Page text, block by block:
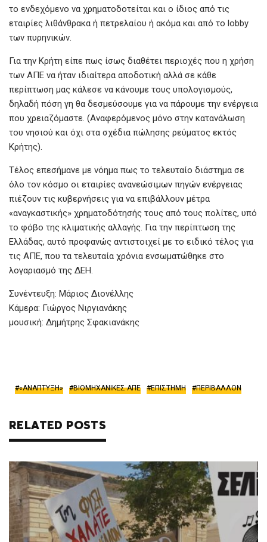
το ενδεχόμενο να χρηματοδοτείται και ο ίδιος από τις
εταιρίες λιθάνθρακα ή πετρελαίου ή ακόμα και από το lobby
των πυρηνικών.
Για την Κρήτη είπε πως ίσως διαθέτει περιοχές που η χρήση
των ΑΠΕ να ήταν ιδιαίτερα αποδοτική αλλά σε κάθε
περίπτωση μας κάλεσε να κάνουμε τους υπολογισμούς,
δηλαδή πόση γη θα δεσμεύσουμε για να πάρουμε την ενέργεια
που χρειαζόμαστε. (Αναφερόμενος μόνο στην κατανάλωση
του νησιού και όχι στα σχέδια πώλησης ρεύματος εκτός
Κρήτης).
Τέλος επεσήμανε με νόημα πως το τελευταίο διάστημα σε
όλο τον κόσμο οι εταιρίες ανανεώσιμων πηγών ενέργειας
πιέζουν τις κυβερνήσεις για να επιβάλλουν μέτρα
«αναγκαστικής» χρηματοδότησής τους από τους πολίτες, υπό
το φόβο της κλιματικής αλλαγής. Για την περίπτωση της
Ελλάδας, αυτό προφανώς αντιστοιχεί με το ειδικό τέλος για
τις ΑΠΕ, που τα τελευταία χρόνια ενσωματώθηκε στο
λογαριασμό της ΔΕΗ.
Συνέντευξη: Μάριος Διονέλλης
Κάμερα: Γιώργος Νιργιανάκης
μουσική: Δημήτρης Σφακιανάκης
«ΑΝΑΠΤΥΞΗ» ΒΙΟΜΗΧΑΝΙΚΕΣ ΑΠΕ ΕΠΙΣΤΗΜΗ ΠΕΡΙΒΑΛΛΟΝ
RELATED POSTS